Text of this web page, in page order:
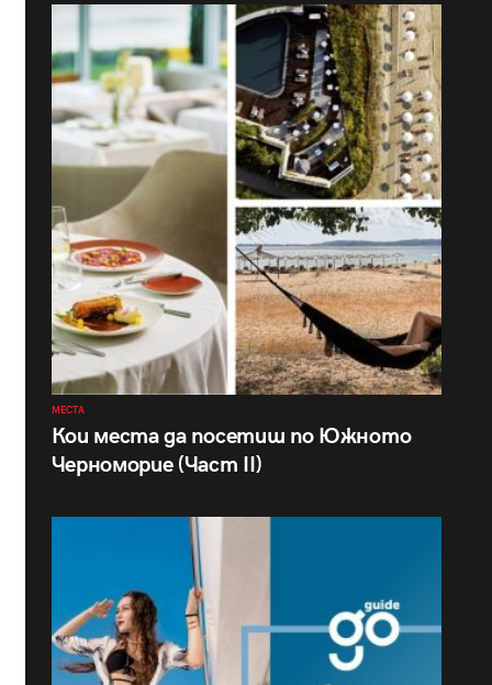
МЕСТА
Кои места да посетиш по Южното
Черноморие (Част II)